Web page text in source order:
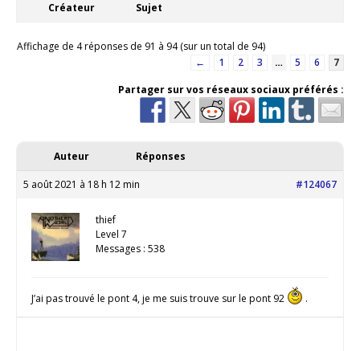
Créateur Sujet
Affichage de 4 réponses de 91 à 94 (sur un total de 94)
←
1 2 3 … 5 6
7
Partager sur vos réseaux sociaux préférés :
Auteur Réponses
5 août 2021 à 18 h 12 min #124067
thief
Level 7
Messages : 538
J’ai pas trouvé le pont 4, je me suis trouve sur le pont 92 .